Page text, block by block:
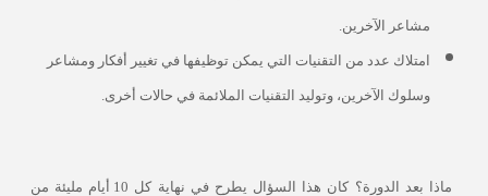
مشاعر الآخرين.
امتلاك عدد من التقنيات التي يمكن توظيفها في تغيير أفكار ومشاعر
وسلوك الآخرين، وتوليد التقنيات الملائمة في حالات أخرى.
ماذا بعد الدورة؟ كان هذا السؤال يطرح في نهاية كل 10 أيام مليئة من